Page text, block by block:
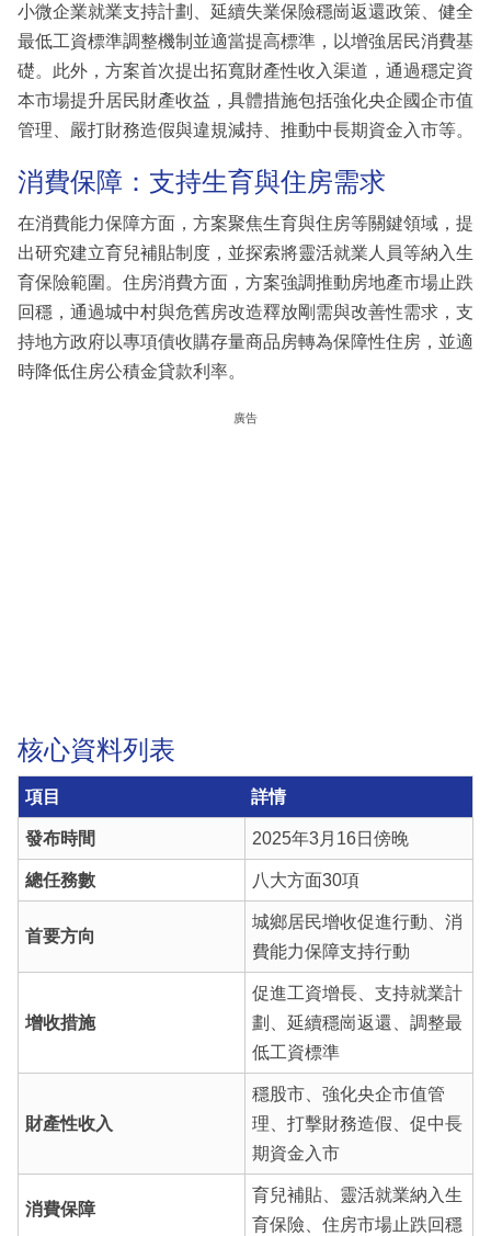
小微企業就業支持計劃、延續失業保險穩崗返還政策、健全
最低工資標準調整機制並適當提高標準，以增強居民消費基
礎。此外，方案首次提出拓寬財產性收入渠道，通過穩定資
本市場提升居民財產收益，具體措施包括強化央企國企市值
管理、嚴打財務造假與違規減持、推動中長期資金入市等。
消費保障：支持生育與住房需求
在消費能力保障方面，方案聚焦生育與住房等關鍵領域，提
出研究建立育兒補貼制度，並探索將靈活就業人員等納入生
育保險範圍。住房消費方面，方案強調推動房地產市場止跌
回穩，通過城中村與危舊房改造釋放剛需與改善性需求，支
持地方政府以專項債收購存量商品房轉為保障性住房，並適
時降低住房公積金貸款利率。
廣告
核心資料列表
項目 詳情
發布時間 2025年3月16日傍晚
總任務數 八大方面30項
首要方向
城鄉居民增收促進行動、消
費能力保障支持行動
增收措施
促進工資增長、支持就業計
劃、延續穩崗返還、調整最
低工資標準
財產性收入
穩股市、強化央企市值管
理、打擊財務造假、促中長
期資金入市
消費保障
育兒補貼、靈活就業納入生
育保險、住房市場止跌回穩